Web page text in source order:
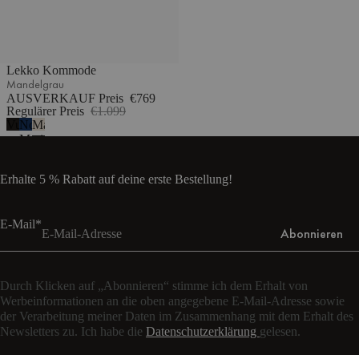
Lekko Kommode
Mandelgrau
AUSVERKAUF Preis €769
Regulärer Preis €1.099
Vulkanschwarz
Nordisches
Marineblau
Mandelgrau
Erhalte 5 % Rabatt auf deine erste Bestellung!
E-Mail*
Abonnieren
Durch Klicken auf „Abonnieren“ stimme ich dem Erhalt von
Werbeinformationen an die oben angegebene E-Mail-Adresse sowie
der Verarbeitung meiner Daten im Zusammenhang mit dem Erhalt des
Newsletters zu. Ich habe die Datenschutzerklärung gelesen.